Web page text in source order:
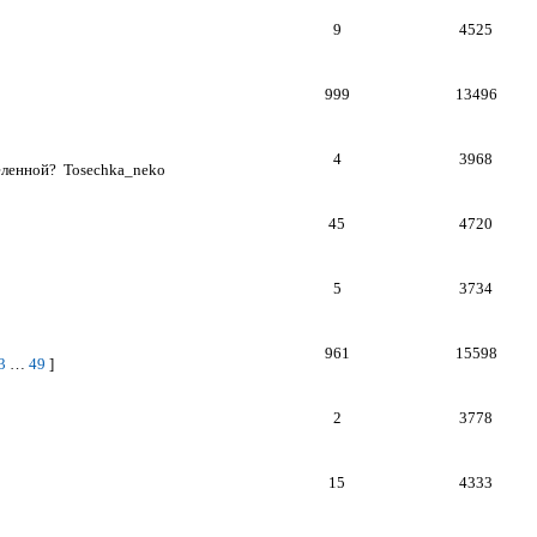
9 4525
999 13496
Tosechka_neko
4 3968
45 4720
5 3734
… 49 ]
961 15598
2 3778
15 4333